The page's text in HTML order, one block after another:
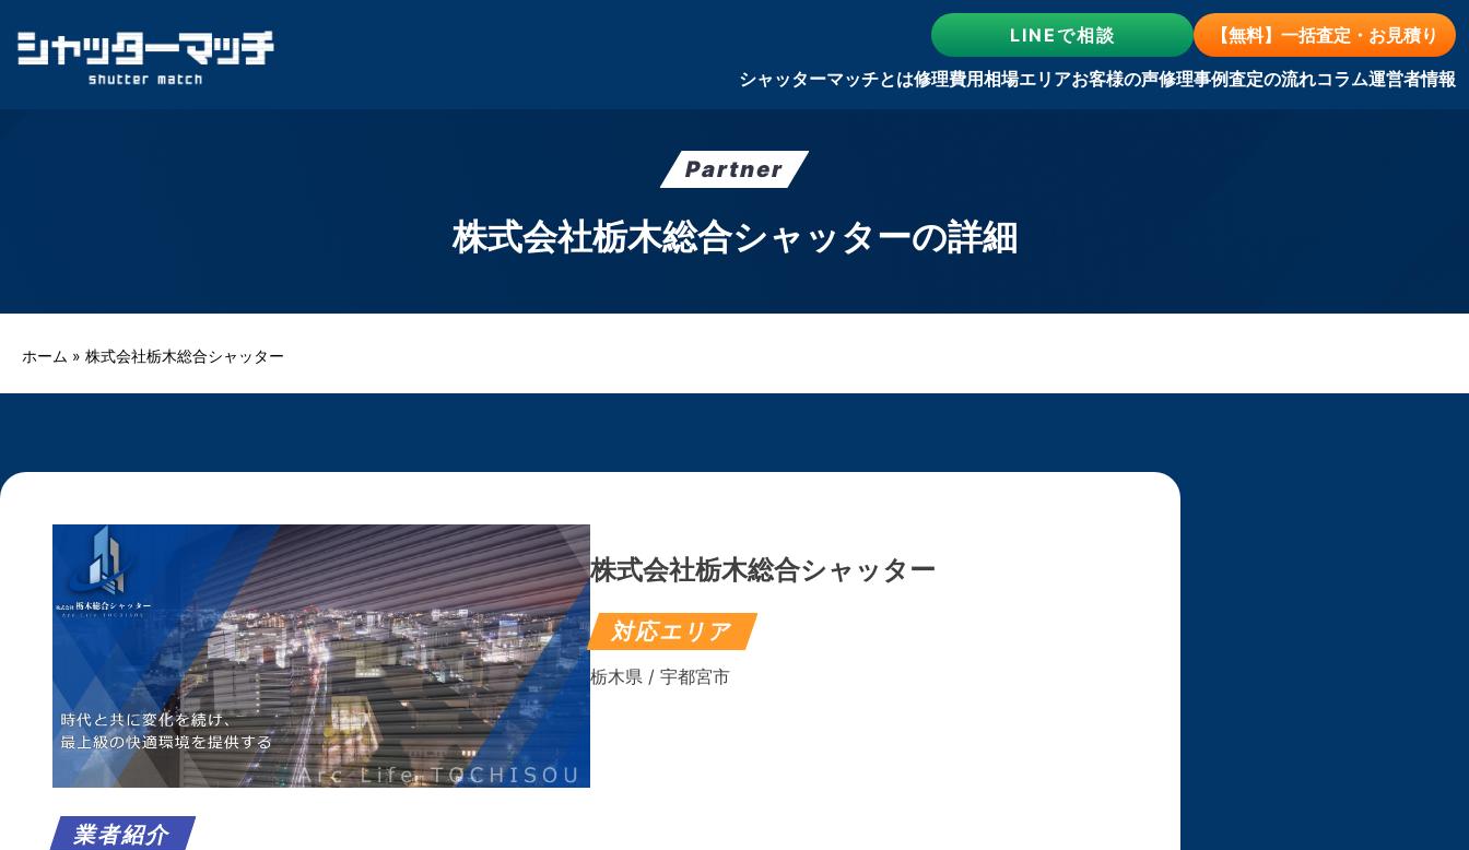
LINEで相談
【無料】一括査定・お見積り
シャッターマッチとは修理費用相場エリアお客様の声修理事例査定の流れコラム運営者情報
Partner
株式会社栃木総合シャッターの詳細
ホーム » 株式会社栃木総合シャッター
株式会社栃木総合シャッター
対応エリア
栃木県 / 宇都宮市
業者紹介